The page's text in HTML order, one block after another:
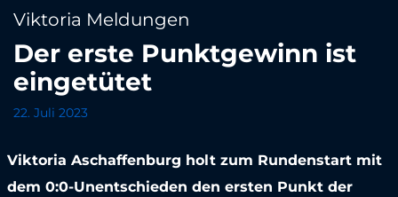
Viktoria Meldungen
Der erste Punktgewinn ist
eingetütet
22. Juli 2023
Viktoria Aschaffenburg holt zum Rundenstart mit
dem 0:0-Unentschieden den ersten Punkt der